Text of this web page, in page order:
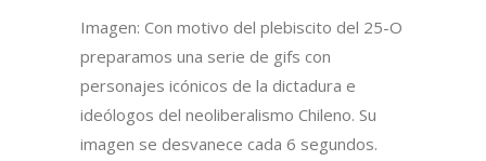
Imagen: Con motivo del plebiscito del 25-O
preparamos una serie de gifs con
personajes icónicos de la dictadura e
ideólogos del neoliberalismo Chileno. Su
imagen se desvanece cada 6 segundos.